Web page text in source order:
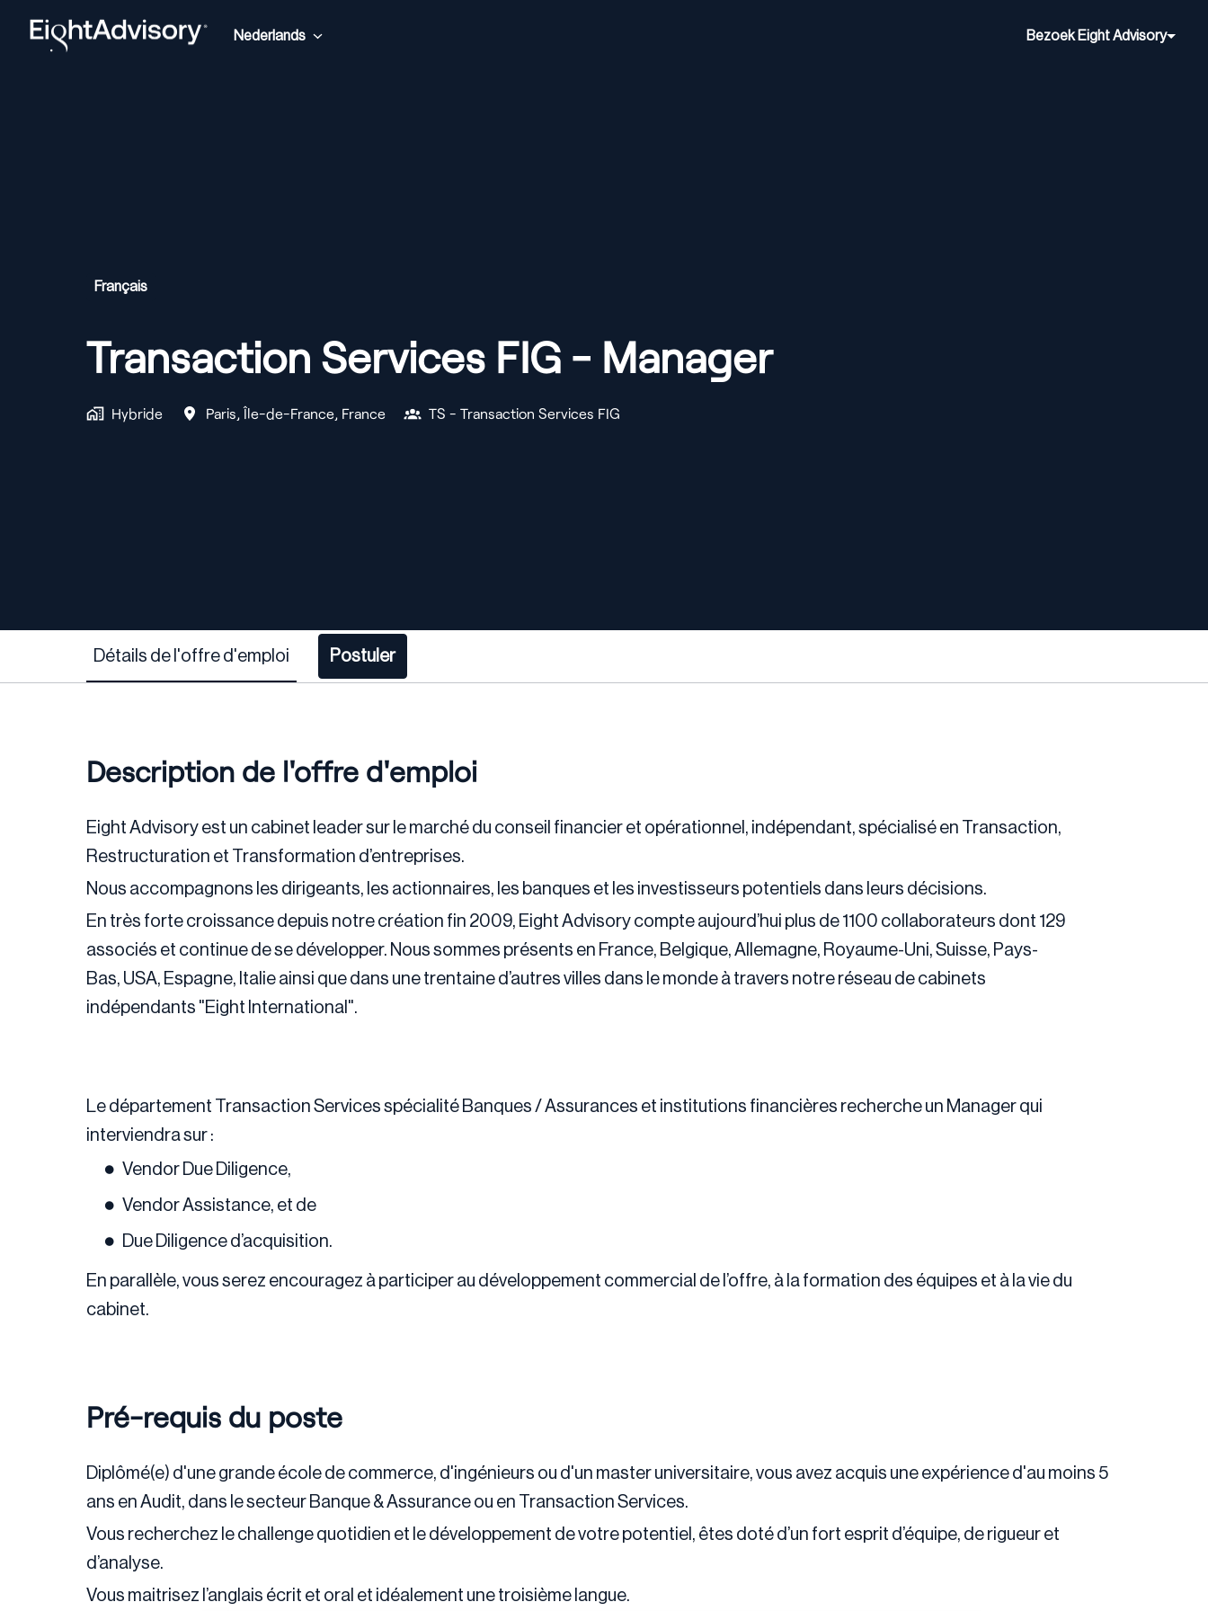
Homepagina
Nederlands Bezoek Eight Advisory
Français
Transaction Services FIG - Manager
Hybride Paris, Île-de-France, France TS - Transaction Services FIG
Détails de l'offre d'emploi Postuler
Description de l'offre d'emploi
Eight Advisory est un cabinet leader sur le marché du conseil financier et opérationnel, indépendant, spécialisé en Transaction,
Restructuration et Transformation d’entreprises.
Nous accompagnons les dirigeants, les actionnaires, les banques et les investisseurs potentiels dans leurs décisions.
En très forte croissance depuis notre création fin 2009, Eight Advisory compte aujourd’hui plus de 1100 collaborateurs dont 129
associés et continue de se développer. Nous sommes présents en France, Belgique, Allemagne, Royaume-Uni, Suisse, Pays-
Bas, USA, Espagne, Italie ainsi que dans une trentaine d’autres villes dans le monde à travers notre réseau de cabinets
indépendants "Eight International".
Le département Transaction Services spécialité Banques / Assurances et institutions financières recherche un Manager qui
interviendra sur :
Vendor Due Diligence,
Vendor Assistance, et de
Due Diligence d’acquisition.
En parallèle, vous serez encouragez à participer au développement commercial de l’offre, à la formation des équipes et à la vie du
cabinet.
Pré-requis du poste
Diplômé(e) d'une grande école de commerce, d'ingénieurs ou d'un master universitaire, vous avez acquis une expérience d'au moins 5
ans en Audit, dans le secteur Banque & Assurance ou en Transaction Services.
Vous recherchez le challenge quotidien et le développement de votre potentiel, êtes doté d’un fort esprit d’équipe, de rigueur et
d’analyse.
Vous maitrisez l’anglais écrit et oral et idéalement une troisième langue.